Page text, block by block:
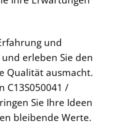
und
erleben Sie den
Qualität ausmacht.
C13S050041 /
Sie Ihre Ideen
bleibende Werte.